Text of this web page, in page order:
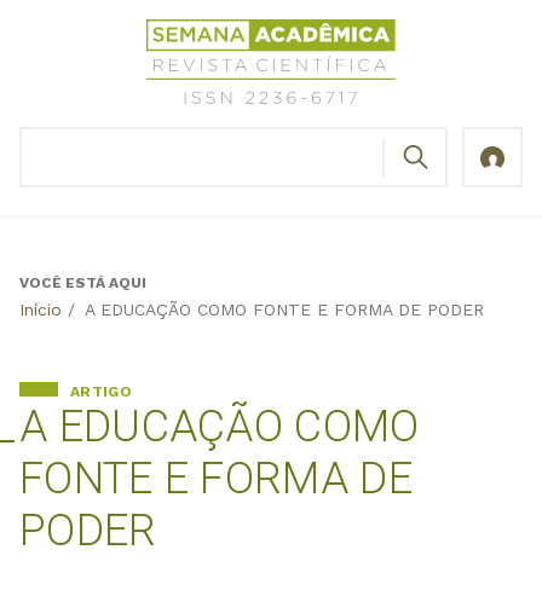
Revista
Científica
Semana
Back
VOCÊ ESTÁ AQUI
Início / A EDUCAÇÃO COMO FONTE E FORMA DE PODER
A EDUCAÇÃO COMO
FONTE E FORMA DE
PODER
ARTIGO